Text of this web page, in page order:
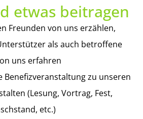
etwas beitragen
Freunden von uns erzählen,
als auch betroffene
uns erfahren
Benefizveranstaltung zu unseren
(Lesung, Vortrag, Fest,
etc.)